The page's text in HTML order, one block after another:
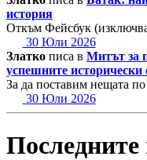
история
Откъм Фейсбук
30 Юли 2026
Златко писа в Митът за
успешните
За да поставим нещата
30 Юли 2026
Последните